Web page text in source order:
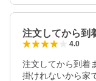
注文してから到
4.0
注文してから到着
掛けれないから家